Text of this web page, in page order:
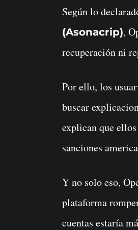
Según lo
(Asonacrip),
recuperación ni
Por ello, los
buscar
explican que
sanciones
Y no solo eso,
plataforma
cuentas estaría